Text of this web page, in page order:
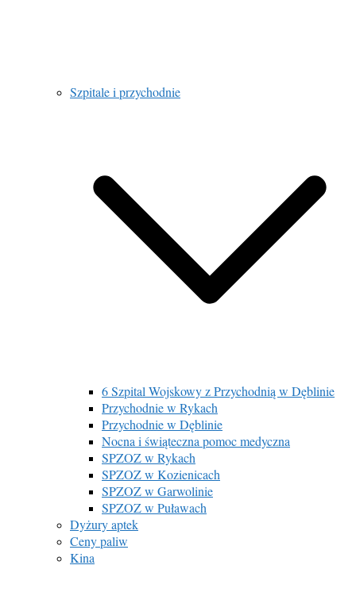
Szpitale i przychodnie
6 Szpital Wojskowy z Przychodnią w Dęblinie
Przychodnie w Rykach
Przychodnie w Dęblinie
Nocna i świąteczna pomoc medyczna
SPZOZ w Rykach
SPZOZ w Kozienicach
SPZOZ w Garwolinie
SPZOZ w Puławach
Dyżury aptek
Ceny paliw
Kina